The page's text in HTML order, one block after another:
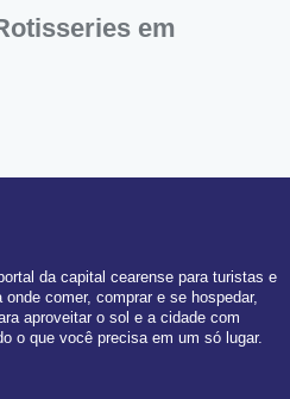
em
da capital cearense para turistas e
comer, comprar e se hospedar,
aproveitar o sol e a cidade com
o que você precisa em um só lugar.